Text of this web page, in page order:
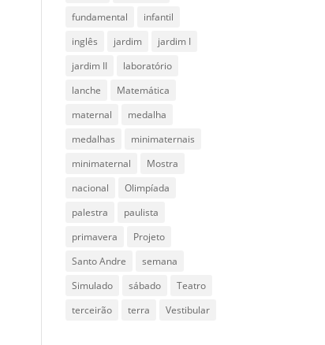
fundamental
infantil
inglês
jardim
jardim I
jardim II
laboratório
lanche
Matemática
maternal
medalha
medalhas
minimaternais
minimaternal
Mostra
nacional
Olimpíada
palestra
paulista
primavera
Projeto
Santo Andre
semana
Simulado
sábado
Teatro
terceirão
terra Vestibular